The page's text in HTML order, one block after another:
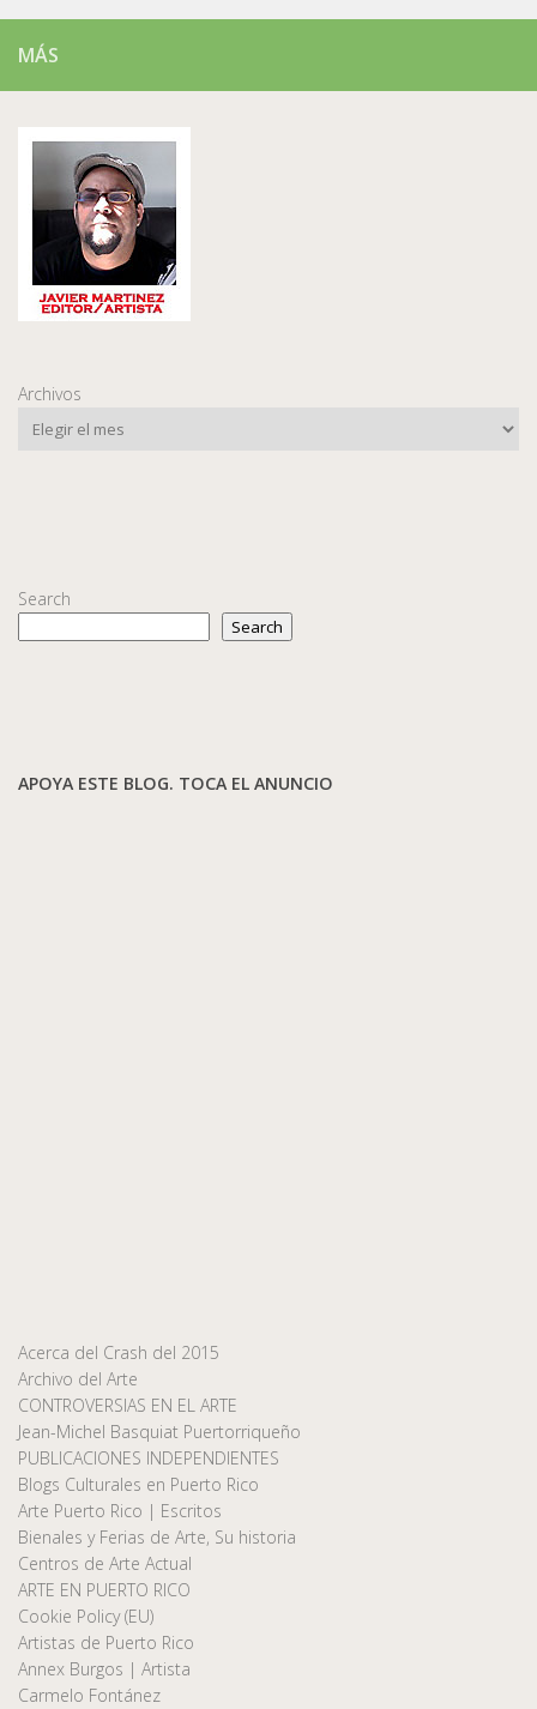
MÁS
Archivos
Search
Search
APOYA ESTE BLOG. TOCA EL ANUNCIO
Acerca del Crash del 2015
Archivo del Arte
CONTROVERSIAS EN EL ARTE
Jean-Michel Basquiat Puertorriqueño
PUBLICACIONES INDEPENDIENTES
Blogs Culturales en Puerto Rico
Arte Puerto Rico | Escritos
Bienales y Ferias de Arte, Su historia
Centros de Arte Actual
ARTE EN PUERTO RICO
Cookie Policy (EU)
Artistas de Puerto Rico
Annex Burgos | Artista
Carmelo Fontánez